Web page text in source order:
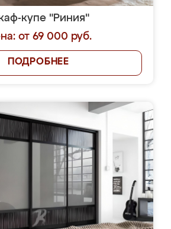
купе "Риния"
от 69 000 руб.
ПОДРОБНЕЕ